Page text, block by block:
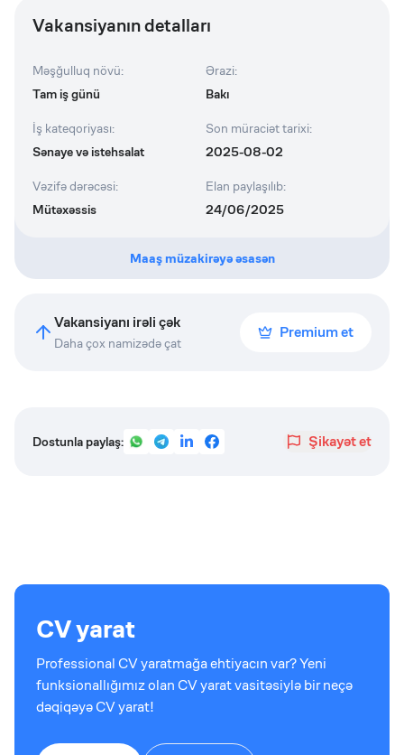
Vakansiyanın detalları
Məşğulluq növü:
Tam iş günü
Ərazi:
Bakı
İş kateqoriyası:
Sənaye və istehsalat
Son müraciət tarixi:
2025-08-02
Vəzifə dərəcəsi:
Mütəxəssis
Elan paylaşılıb:
24/06/2025
Maaş müzakirəyə əsasən
Vakansiyanı irəli çək
Daha çox namizədə çat
Premium et
Dostunla paylaş: Şikayət et
CV yarat
Professional CV yaratmağa ehtiyacın var? Yeni
funksionallığımız olan CV yarat vasitəsiylə bir neçə
dəqiqəyə CV yarat!